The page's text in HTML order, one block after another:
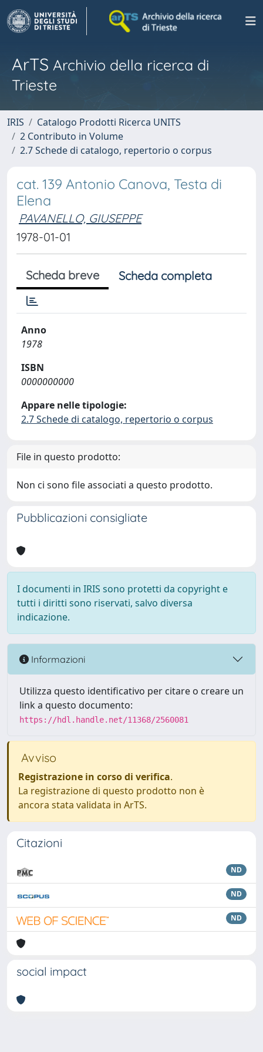
ArTS Archivio della ricerca di
Trieste
IRIS
Catalogo Prodotti Ricerca UNITS
2 Contributo in Volume
2.7 Schede di catalogo, repertorio o corpus
cat. 139 Antonio Canova, Testa di
Elena
PAVANELLO, GIUSEPPE
1978-01-01
Scheda breve Scheda completa
Anno
1978
ISBN
0000000000
Appare nelle tipologie:
2.7 Schede di catalogo, repertorio o corpus
File in questo prodotto:
Non ci sono file associati a questo prodotto.
Pubblicazioni consigliate
I documenti in IRIS sono protetti da copyright e
tutti i diritti sono riservati, salvo diversa
indicazione.
Informazioni
Utilizza questo identificativo per citare o creare un
link a questo documento:
https://hdl.handle.net/11368/2560081
Avviso
Registrazione in corso di verifica.
La registrazione di questo prodotto non è
ancora stata validata in ArTS.
Citazioni
ND
ND
ND
social impact